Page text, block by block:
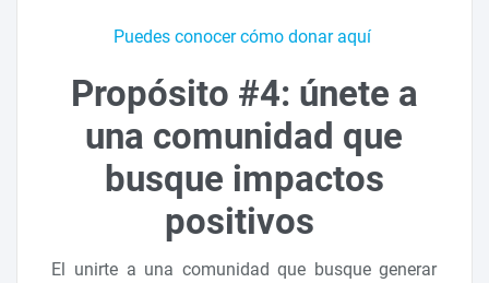
Puedes conocer cómo donar aquí
Propósito #4: únete a
una comunidad que
busque impactos
positivos
El unirte a una comunidad que busque generar